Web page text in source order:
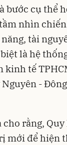
bước cụ thể
nhìn
tài
là hệ
kinh tế
-
rằng,
mới để hiện